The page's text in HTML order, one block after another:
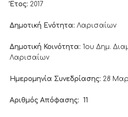
Έτος: 2017
Δημοτική Ενότητα: Λαρισαίων
Δημοτική Κοινότητα: 1ου Δημ.
Λαρισαίων
Ημερομηνία Συνεδρίασης: 28
Αριθμός Απόφασης: 11